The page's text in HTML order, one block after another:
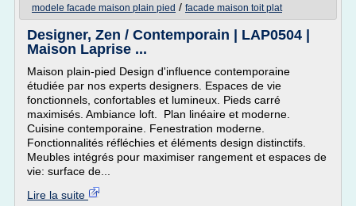
modele facade maison plain pied / facade maison toit plat
Designer, Zen / Contemporain | LAP0504 |
Maison Laprise ...
Maison plain-pied Design d'influence contemporaine
étudiée par nos experts designers. Espaces de vie
fonctionnels, confortables et lumineux. Pieds carré
maximisés. Ambiance loft. Plan linéaire et moderne.
Cuisine contemporaine. Fenestration moderne.
Fonctionnalités réfléchies et éléments design distinctifs.
Meubles intégrés pour maximiser rangement et espaces de
vie: surface de...
Lire la suite